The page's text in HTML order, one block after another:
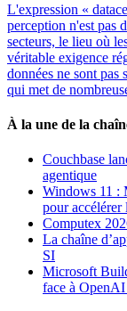
L'expression «
perception n'est pas
secteurs, le lieu où
véritable exigence
données ne sont pas
qui met de
À la une de la
Couchbase
agentique
Windows 11 :
pour accélérer
Computex
La chaîne
SI
Microsoft
face à